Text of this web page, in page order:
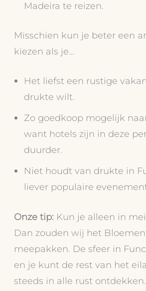
Madeira te reizen.
Misschien kun je beter een
kiezen als je…
Het liefst een rustige
drukte wilt.
Zo goedkoop mogelijk
want hotels zijn in deze
duurder.
Niet houdt van drukte in
liever populaire
Onze tip: Kun je alleen in
Dan zouden wij het
meepakken. De sfeer in
en je kunt de rest van het
steeds in alle rust ontdekken.